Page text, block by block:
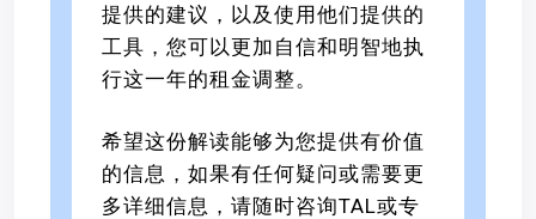
提供的建议，以及使用他们提供的
工具，您可以更加自信和明智地执
行这一年的租金调整。
希望这份解读能够为您提供有价值
的信息，如果有任何疑问或需要更
多详细信息，请随时咨询TAL或专